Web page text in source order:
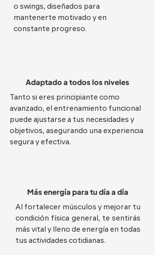
o swings, diseñados para
mantenerte motivado y en
constante progreso.
Adaptado a todos los niveles
Tanto si eres principiante como
avanzado, el entrenamiento funcional
puede ajustarse a tus necesidades y
objetivos, asegurando una experiencia
segura y efectiva.
Más energía para tu día a día
Al fortalecer músculos y mejorar tu
condición física general, te sentirás
más vital y lleno de energía en todas
tus actividades cotidianas.